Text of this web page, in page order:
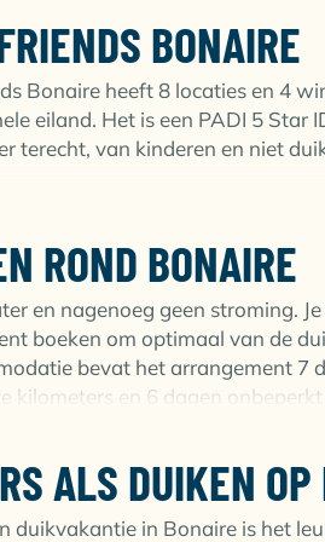
of appartement beschikt u over
in Kralendijk waaronder een
te koken? Probeer een van de
tot de meest luxe restuarants,
BONAIRE
Bonaire heeft 8 locaties en 4
eiland. Het is een PADI 5 Star
terecht, van kinderen en niet
een PADI 5 Star IDC Center is
familie-achtige
uitstekende verhuur spullen.
volgende locaties om de tanks
Port Bonaire
Sand Dollar Resort
ROND BONAIRE
en nagenoeg geen stroming.
boeken om optimaal van de
bevat het arrangement 7
kilometers en 6 dagen
kan worden uitgebreid met
bijzonder trots en zuinig op de
ALS DUIKEN
duikvakantie in Bonaire is het